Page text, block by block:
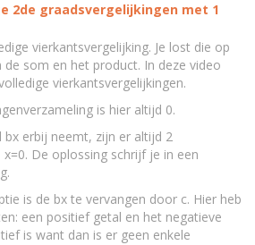
2de graadsvergelijkingen met 1
vierkantsvergelijking. Je lost die op
som en het product. In deze video
vierkantsvergelijkingen.
is hier altijd 0.
bx erbij neemt, zijn er altijd 2
De oplossing schrijf je in een
is de bx te vervangen door c. Hier heb
een positief getal en het negatieve
is want dan is er geen enkele